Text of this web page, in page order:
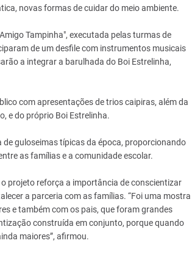
novas formas de cuidar do meio ambiente.
Tampinha", executada pelas turmas de
de um desfile com instrumentos musicais
a integrar a barulhada do Boi Estrelinha,
com apresentações de trios caipiras, além da
e do próprio Boi Estrelinha.
guloseimas típicas da época, proporcionando
as famílias e a comunidade escolar.
projeto reforça a importância de conscientizar
a parceria com as famílias. “Foi uma mostra
e também com os pais, que foram grandes
construída em conjunto, porque quando
maiores”, afirmou.